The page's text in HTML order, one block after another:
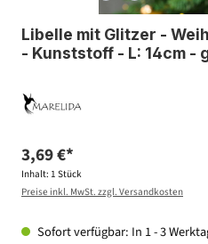
Libelle mit Glitzer -
- Kunststoff - L: 14cm -
3,69 €*
Inhalt: 1 Stück
Preise inkl. MwSt. zzgl. Versandkosten
Sofort verfügbar: In 1 - 3